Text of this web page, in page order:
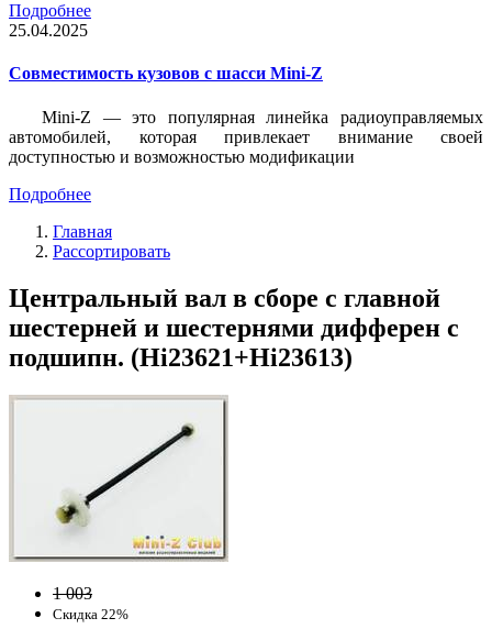
Подробнее
25.04.2025
Совместимость кузовов с шасси Mini-Z
Mini-Z — это популярная линейка радиоуправляемых
автомобилей, которая привлекает внимание своей
доступностью и возможностью модификации
Подробнее
Главная
Рассортировать
Центральный вал в сборе с главной
шестерней и шестернями дифферен с
подшипн. (Hi23621+Hi23613)
1 003
Скидка 22%